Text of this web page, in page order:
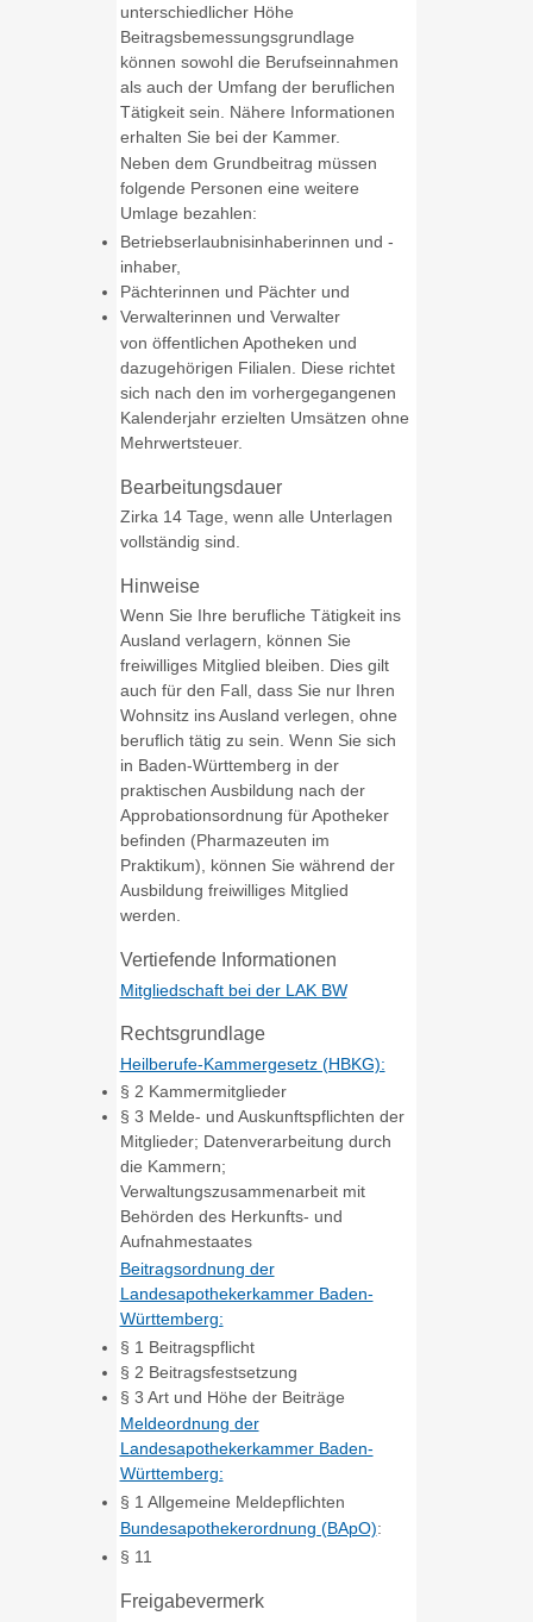
unterschiedlicher Höhe
Beitragsbemessungsgrundlage
können sowohl die Berufseinnahmen
als auch der Umfang der beruflichen
Tätigkeit sein. Nähere Informationen
erhalten Sie bei der Kammer.
Neben dem Grundbeitrag müssen
folgende Personen eine weitere
Umlage bezahlen:
Betriebserlaubnisinhaberinnen und -
inhaber,
Pächterinnen und Pächter und
Verwalterinnen und Verwalter
von öffentlichen Apotheken und
dazugehörigen Filialen. Diese richtet
sich nach den im vorhergegangenen
Kalenderjahr erzielten Umsätzen ohne
Mehrwertsteuer.
Bearbeitungsdauer
Zirka 14 Tage, wenn alle Unterlagen
vollständig sind.
Hinweise
Wenn Sie Ihre berufliche Tätigkeit ins
Ausland verlagern, können Sie
freiwilliges Mitglied bleiben. Dies gilt
auch für den Fall, dass Sie nur Ihren
Wohnsitz ins Ausland verlegen, ohne
beruflich tätig zu sein. Wenn Sie sich
in Baden-Württemberg in der
praktischen Ausbildung nach der
Approbationsordnung für Apotheker
befinden (Pharmazeuten im
Praktikum), können Sie während der
Ausbildung freiwilliges Mitglied
werden.
Vertiefende Informationen
Mitgliedschaft bei der LAK BW
Rechtsgrundlage
Heilberufe-Kammergesetz (HBKG):
§ 2 Kammermitglieder
§ 3 Melde- und Auskunftspflichten der
Mitglieder; Datenverarbeitung durch
die Kammern;
Verwaltungszusammenarbeit mit
Behörden des Herkunfts- und
Aufnahmestaates
Beitragsordnung der
Landesapothekerkammer Baden-
Württemberg:
§ 1 Beitragspflicht
§ 2 Beitragsfestsetzung
§ 3 Art und Höhe der Beiträge
Meldeordnung der
Landesapothekerkammer Baden-
Württemberg:
§ 1 Allgemeine Meldepflichten
Bundesapothekerordnung (BApO):
§ 11
Freigabevermerk